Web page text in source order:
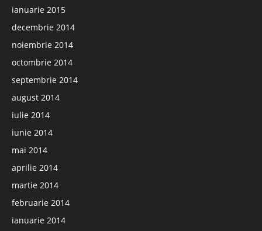
ianuarie 2015
decembrie 2014
noiembrie 2014
octombrie 2014
septembrie 2014
august 2014
iulie 2014
iunie 2014
mai 2014
aprilie 2014
martie 2014
februarie 2014
ianuarie 2014